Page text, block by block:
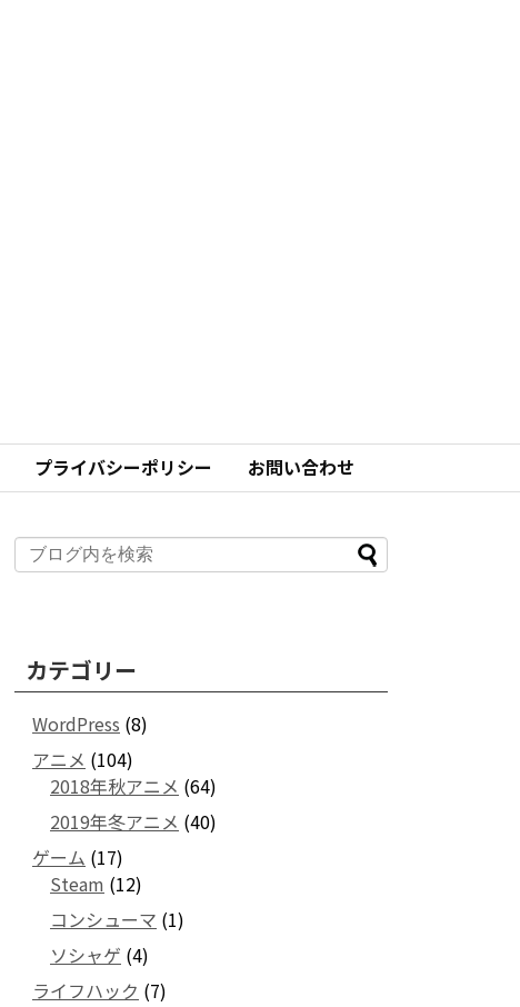
プライバシーポリシー お問い合わせ
カテゴリー
WordPress (8)
アニメ (104)
2018年秋アニメ (64)
2019年冬アニメ (40)
ゲーム (17)
Steam (12)
コンシューマ (1)
ソシャゲ (4)
ライフハック (7)